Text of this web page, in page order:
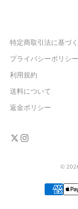
特定商取引法に基づ
プライバシーポリシー
利用規約
送料について
返金ポリシー
©